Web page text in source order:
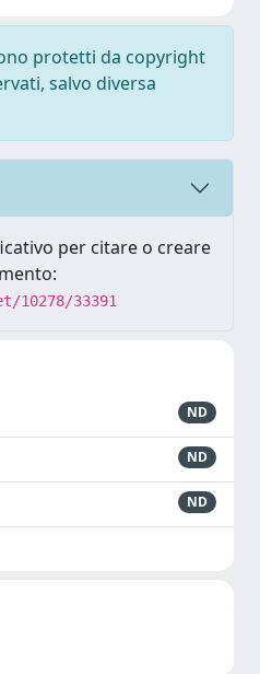
protetti da copyright
salvo diversa
per citare o creare
33391
ND
ND
ND